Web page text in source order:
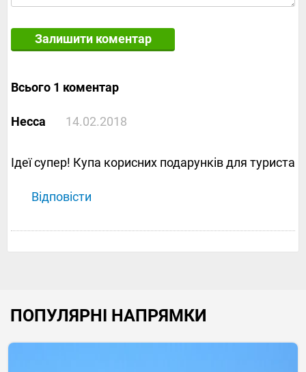
Залишити коментар
Всього 1 коментар
Несса 14.02.2018
Ідеї ​​супер! Купа корисних подарунків для туриста
Відповісти
ПОПУЛЯРНІ НАПРЯМКИ